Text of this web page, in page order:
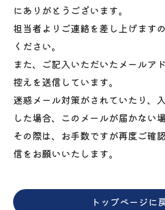
にありがとうございます。
担当者よりご連絡を差し上げます
ください。
また、ご記入いただいたメールア
控えを送信しています。
迷惑メール対策がされていたり、
した場合、このメールが届かない
その際は、お手数ですが再度ご確
信をお願いいたします。
トップページに